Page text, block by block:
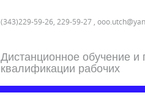
(343)229-59-26, 229-59-27 ,
Дистанционное обучение
квалификации рабочих